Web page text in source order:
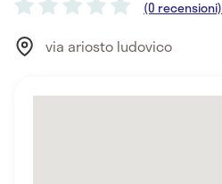
(0 recensioni)
via ariosto ludovico